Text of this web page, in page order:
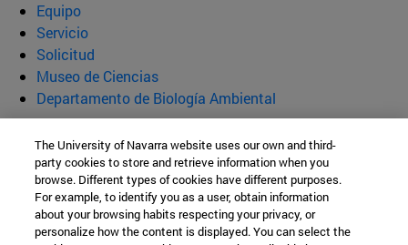
Equipo
Servicio
Solicitud
Museo de Ciencias
Departamento de Biología Ambiental
Servicio de Identificación de Animales
(SIA)
Facultad de Ciencias
The University of Navarra website uses our own and third-
party cookies to store and retrieve information when you
browse. Different types of cookies have different purposes.
For example, to identify you as a user, obtain information
about your browsing habits respecting your privacy, or
personalize how the content is displayed. You can select the